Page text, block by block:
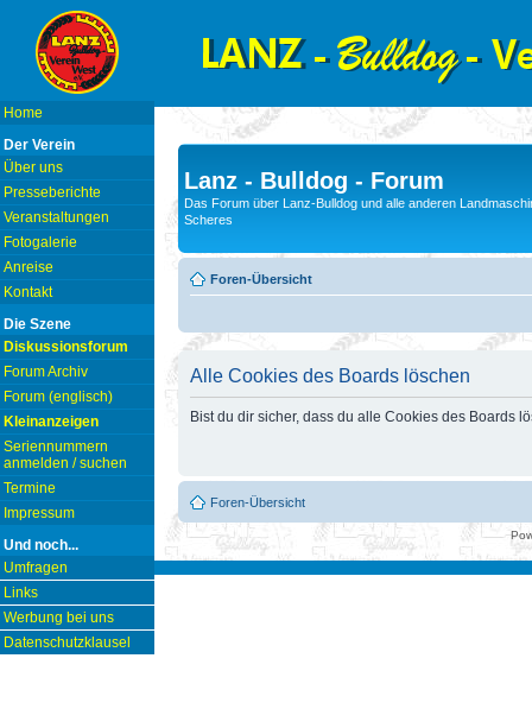
Home
Der Verein
Über uns
Presseberichte
Veranstaltungen
Fotogalerie
Anreise
Kontakt
Die Szene
Diskussionsforum
Forum Archiv
Forum (englisch)
Kleinanzeigen
Seriennummern
anmelden / suchen
Termine
Impressum
Und noch...
Umfragen
Links
Werbung bei uns
Datenschutzklausel
Lanz - Bulldog - Forum
Das Forum über Lanz-Bulldog und alle anderen
Scheres
Foren-Übersicht
Alle Cookies des Boards löschen
Bist du dir sicher, dass du alle Cookies des Boards
Foren-Übersicht